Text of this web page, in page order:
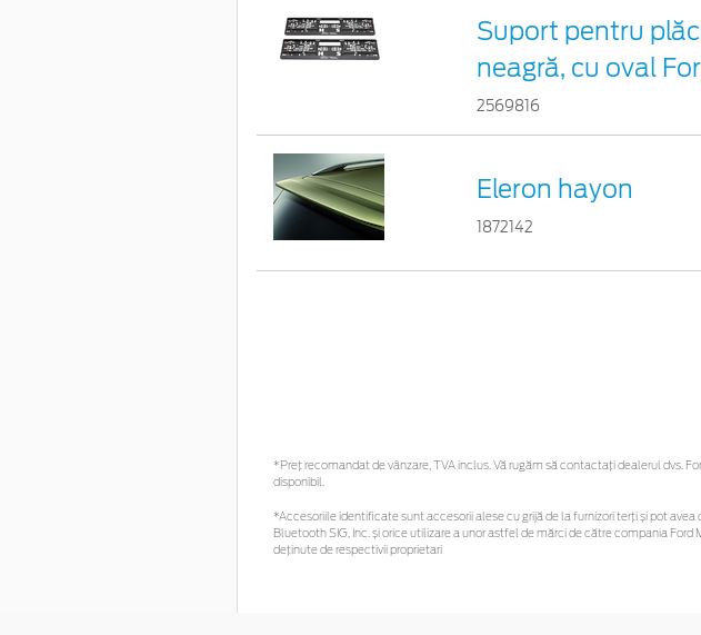
Suport pentru
neagră, cu oval
2569816
Eleron hayon
1872142
*Preţ recomandat de vânzare, TVA inclus. Vă rugăm să contactaţi dealerul dvs.
disponibil.
*Accesoriile identificate sunt accesorii alese cu grijă de la furnizori terți și pot
Bluetooth SIG, Inc. și orice utilizare a unor astfel de mărci de către compania
deținute de respectivii proprietari